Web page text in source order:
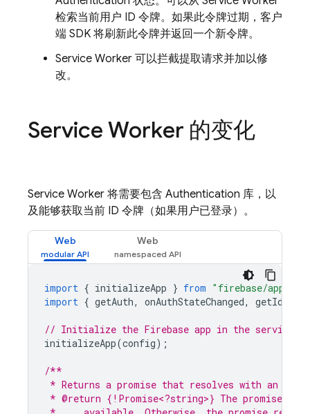
检索当前用户 ID 令牌。如果此令牌过期，客户
端 SDK 将刷新此令牌并返回一个新令牌。
Service Worker 可以拦截提取请求并加以修
改。
Service Worker 的变化
Service Worker 将需要包含 Authentication 库，以
及能够获取当前 ID 令牌（如果用户已登录）。
Web Web
import { initializeApp } from "firebase/app"
import { getAuth, onAuthStateChanged,
// Initialize the Firebase app in the service
initializeApp(config);
/**
* Returns a promise that resolves with an ID
* @return {!Promise<?string>} The promise